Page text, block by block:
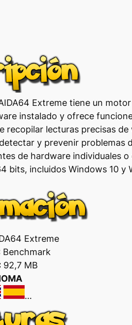
Extreme tiene un
instalado y ofrece
lecturas precisas
y prevenir problemas
de hardware individuales
bits, incluidos Windows 10 y
Extreme
Benchmark
92,7 MB
…